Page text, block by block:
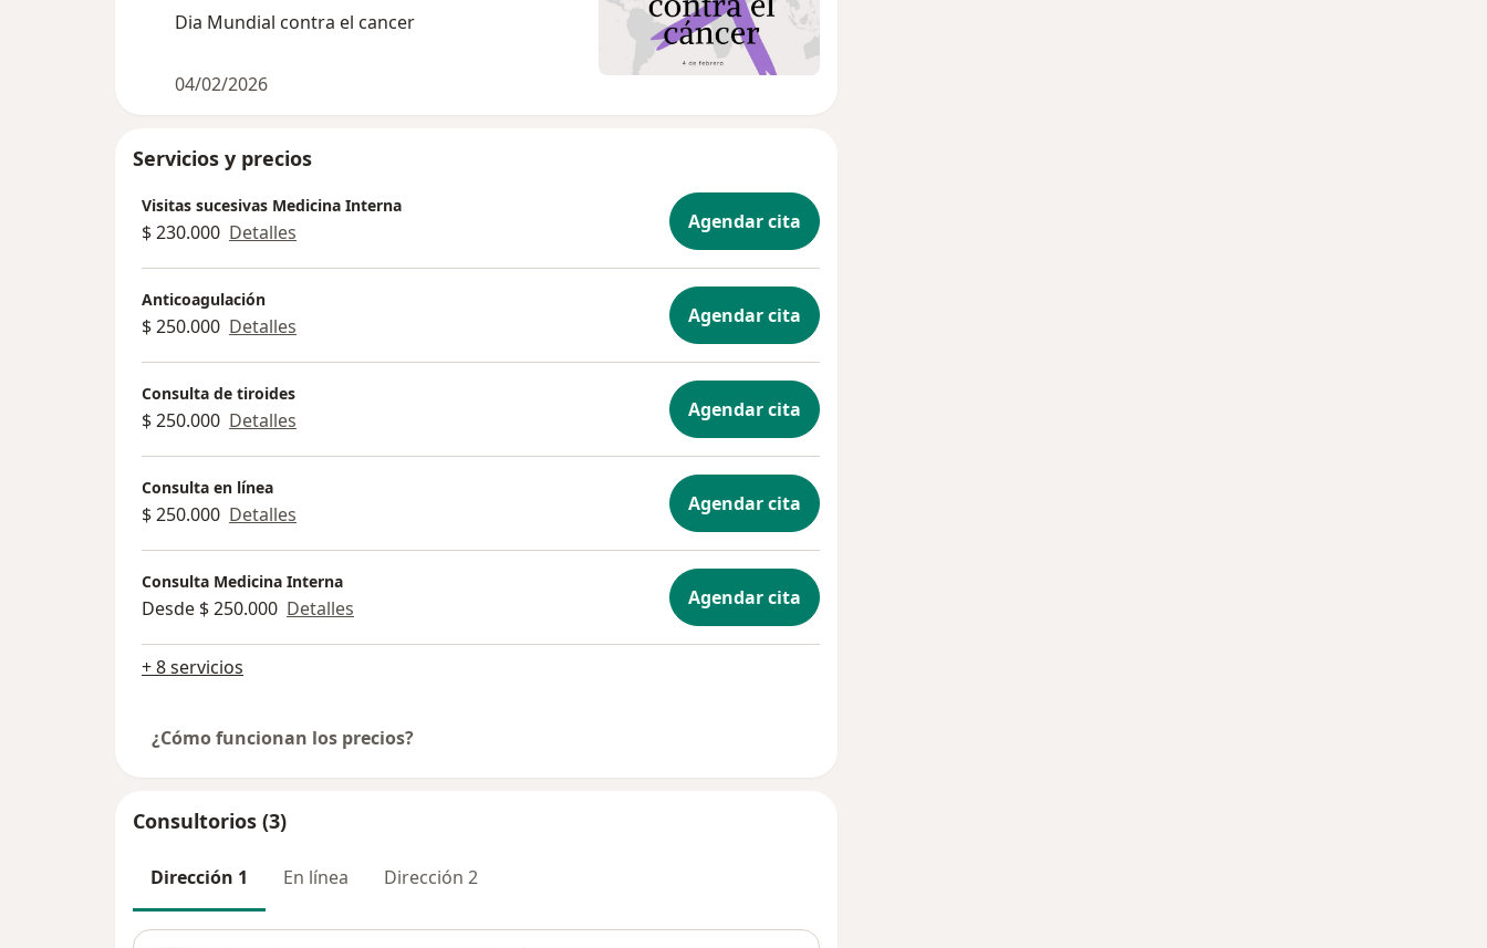
Dia Mundial contra el cancer
04/02/2026
Servicios y precios
Visitas sucesivas Medicina Interna
$ 230.000 Detalles Agendar cita
Anticoagulación
$ 250.000 Detalles Agendar cita
Consulta de tiroides
$ 250.000 Detalles Agendar cita
Consulta en línea
$ 250.000 Detalles Agendar cita
Consulta Medicina Interna
Desde $ 250.000 Detalles Agendar cita
+ 8 servicios
¿Cómo funcionan los precios?
Consultorios (3)
Dirección 1 En línea Dirección 2